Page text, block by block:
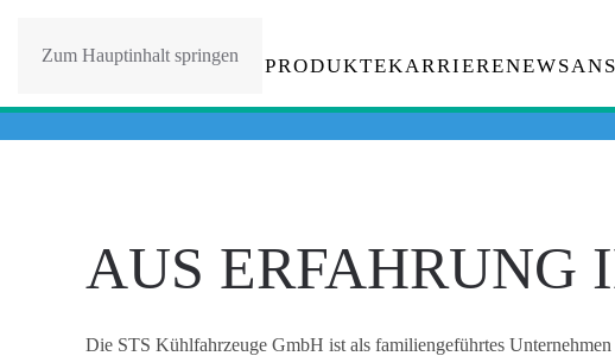
Zum Hauptinhalt springen
HOME PRODUKTEKARRIERENEWS
AUS ERFAHRUNG
Die STS Kühlfahrzeuge GmbH ist als familiengeführtes